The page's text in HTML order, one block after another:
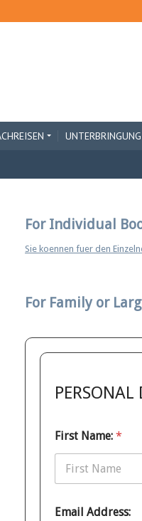
UNTERBRINGUNG
For Individual
Sie koennen fuer den
For Family or
PERSONAL
First Name: *
Email Address: